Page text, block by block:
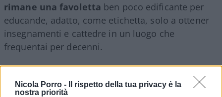
Nicola Porro -
Il rispetto della tua privacy è la
nostra priorità
rimane una favoletta ben poco edificante per
educande, adatto, come etichetta, solo a ottener
insegnamenti e cattedre in un luogo che
frequentai per decenni.